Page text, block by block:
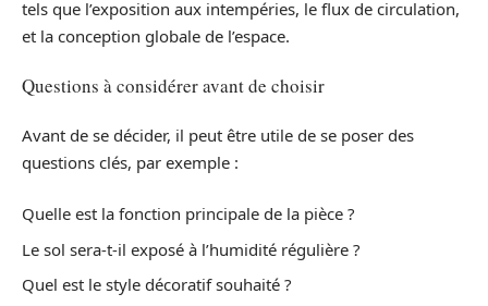
tels que l’exposition aux intempéries, le flux de circulation,
et la conception globale de l’espace.
Questions à considérer avant de choisir
Avant de se décider, il peut être utile de se poser des
questions clés, par exemple :
Quelle est la fonction principale de la pièce ?
Le sol sera-t-il exposé à l’humidité régulière ?
Quel est le style décoratif souhaité ?